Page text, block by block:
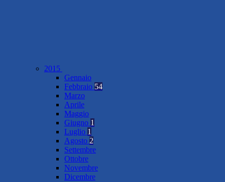
2015
Gennaio
Febbraio 54
Marzo
Aprile
Maggio
Giugno 1
Luglio 1
Agosto 2
Settembre
Ottobre
Novembre
Dicembre